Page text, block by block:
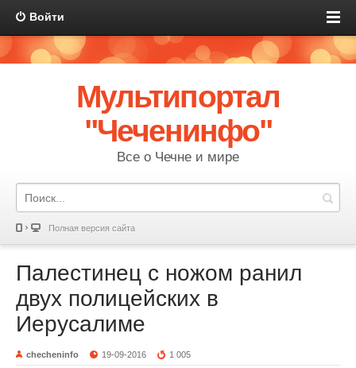
Войти
Мультипортал
"Чеченинфо"
Все о Чечне и мире
Полная версия сайта
Палестинец с ножом ранил
двух полицейских в
Иерусалиме
checheninfo 19-09-2016 1 005